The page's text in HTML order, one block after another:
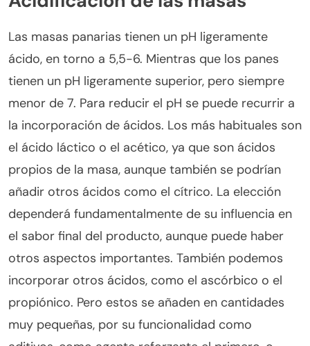
Las masas panarias tienen un pH ligeramente
ácido, en torno a 5,5-6. Mientras que los panes
tienen un pH ligeramente superior, pero siempre
menor de 7. Para reducir el pH se puede recurrir a
la incorporación de ácidos. Los más habituales son
el ácido láctico o el acético, ya que son ácidos
propios de la masa, aunque también se podrían
añadir otros ácidos como el cítrico. La elección
dependerá fundamentalmente de su influencia en
el sabor final del producto, aunque puede haber
otros aspectos importantes. También podemos
incorporar otros ácidos, como el ascórbico o el
propiónico. Pero estos se añaden en cantidades
muy pequeñas, por su funcionalidad como